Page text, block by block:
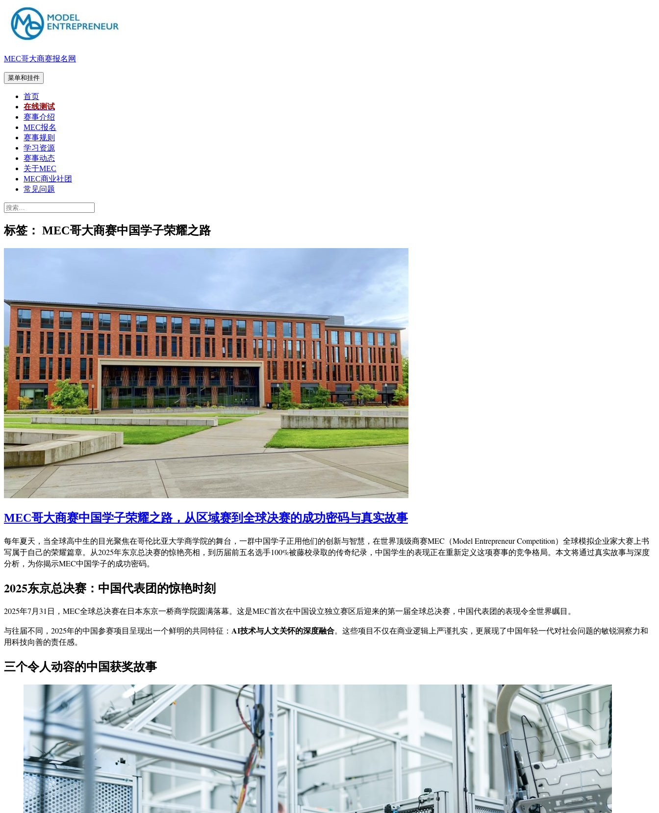
至
内
MEC哥大商赛报名网
菜单和挂件
首页
在线测试
赛事介绍
MEC报名
赛事规则
学习资源
赛事动态
关于MEC
MEC商业社团
常见问题
搜
标签： MEC哥大商赛中国学子荣耀之路
MEC哥大商赛中国学子荣耀之路，从区域赛到全球决赛的成功密码与真实故事
每年夏天，当全球高中生的目光聚焦在哥伦比亚大学商学院的舞台，一群中国学子正用他们的创新与智慧，在世界顶级商赛MEC（Model Entrepreneur Competition）全球模拟企业家大赛上书
写属于自己的荣耀篇章。从2025年东京总决赛的惊艳亮相，到历届前五名选手100%被藤校录取的传奇纪录，中国学生的表现正在重新定义这项赛事的竞争格局。本文将通过真实故事与深度
分析，为你揭示MEC中国学子的成功密码。
2025东京总决赛：中国代表团的惊艳时刻
2025年7月31日，MEC全球总决赛在日本东京一桥商学院圆满落幕。这是MEC首次在中国设立独立赛区后迎来的第一届全球总决赛，中国代表团的表现令全世界瞩目。
与往届不同，2025年的中国参赛项目呈现出一个鲜明的共同特征： AI技术与人文关怀的深度融合。这些项目不仅在商业逻辑上严谨扎实，更展现了中国年轻一代对社会问题的敏锐洞察力和
用科技向善的责任感。
三个令人动容的中国获奖故事